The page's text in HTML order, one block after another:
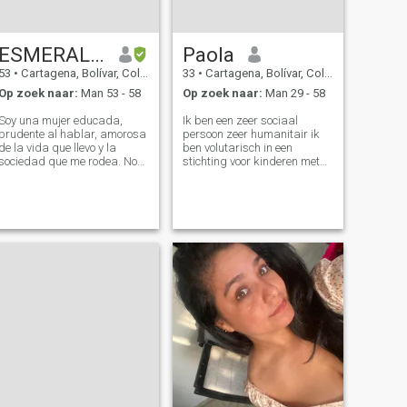
ESMERALDA
53 • Cartagena, Bolívar, Colombia
Op zoek naar: Man 53 - 58
una mujer educada,
prudente al hablar, amorosa
de la vida que llevo y la
que me rodea. No
por favor no me escribas.
Paola
33 • Cartagena, Bolívar, Colombia
Op zoek naar: Man 29 - 58
Ik ben een zeer sociaal
persoon zeer humanitair ik
ben volutarisch in een
stichting voor kinderen met
ik zorg voor het zoeken van
hulp ondersteuning van
mensen met een groot hart
om te doneren dat ze deel
uitmaken van dit project zou
ik graag naar ala gaan
universitaire studie ik wil
advocaat worden ik ben niet
op zoek naar spelletjes ik wil
iets serieus een man die
verliefd wordt op dit project
dat we allebei grote dingen
bouwen ik vraag niet om